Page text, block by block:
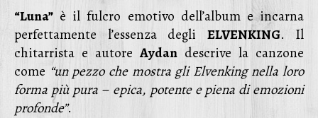
“Luna” è il fulcro emotivo dell’album e incarna
perfettamente l’essenza degli ELVENKING. Il
chitarrista e autoreAydan descrive la canzone
come “un pezzo che mostra gli Elvenking nella loro
forma più pura – epica, potente e piena di emozioni
profonde”.